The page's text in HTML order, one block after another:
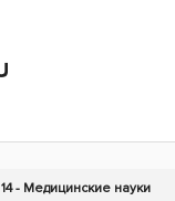
14 - Медицинские науки